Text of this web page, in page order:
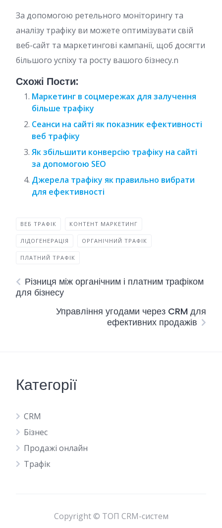
За допомогою ретельного моніторингу та
аналізу трафіку ви можете оптимізувати свій
веб-сайт та маркетингові кампанії, щоб досягти
більшого успіху та росту вашого бізнесу.n
Схожі Пости:
Маркетинг в соцмережах для залучення
більше трафіку
Сеанси на сайті як показник ефективності
веб трафіку
Як збільшити конверсію трафіку на сайті
за допомогою SEO
Джерела трафіку як правильно вибрати
для ефективності
ВЕБ ТРАФІК КОНТЕНТ МАРКЕТИНГ
ЛІДОГЕНЕРАЦІЯ ОРГАНІЧНИЙ ТРАФІК
ПЛАТНИЙ ТРАФІК
Різниця між органічним і платним трафіком
для бізнесу
Управління угодами через CRM для
ефективних продажів
Категорії
CRM
Бізнес
Продажі онлайн
Трафік
Copyright © ТОП CRM-систем